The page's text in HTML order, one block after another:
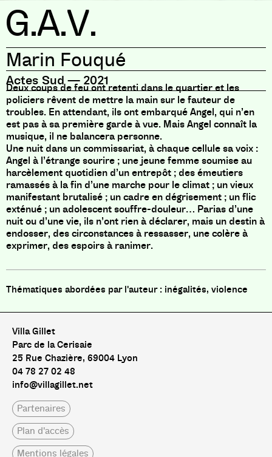
G.A.V.
Marin Fouqué
Actes Sud— 2021
Deux coups de feu ont retenti dans le quartier et les
policiers rêvent de mettre la main sur le fauteur de
troubles. En attendant, ils ont embarqué Angel, qui n’en
est pas à sa première garde à vue. Mais Angel connaît la
musique, il ne balancera personne.
Une nuit dans un commissariat, à chaque cellule sa voix :
Angel à l’étrange sourire ; une jeune femme soumise au
harcèlement quotidien d’un entrepôt ; des émeutiers
ramassés à la fin d’une marche pour le climat ; un vieux
manifestant brutalisé ; un cadre en dégrisement ; un flic
exténué ; un adolescent souffre-douleur… Parias d’une
nuit ou d’une vie, ils n’ont rien à déclarer, mais un destin à
endosser, des circonstances à ressasser, une colère à
exprimer, des espoirs à ranimer.
inégalités, violence
Villa Gillet
Parc de la Cerisaie
25 Rue Chazière, 69004 Lyon
04 78 27 02 48
info@villagillet.net
Partenaires
Plan d'accès
Mentions légales